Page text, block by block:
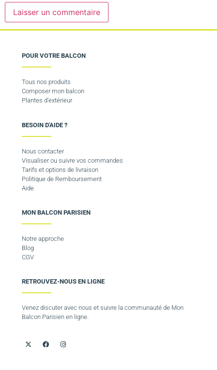
POUR VOTRE BALCON
Tous nos produits
Composer mon balcon
Plantes d’extérieur
BESOIN D'AIDE ?
Nous contacter
Visualiser ou suivre vos commandes
Tarifs et options de livraison
Politique de Remboursement
Aide
MON BALCON PARISIEN
Notre approche
Blog
CGV
RETROUVEZ-NOUS EN LIGNE
Venez discuter avec nous et suivre la communauté de Mon
Balcon Parisien en ligne.